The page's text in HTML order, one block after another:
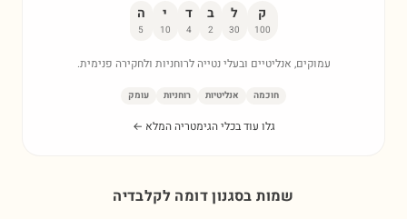
ק
100
ל
30
ב
2
ד
4
י
10
ה
5
עמוקים, אנליטיים ובעלי נטייה לרוחניות ולחקירה פנימית.
חוכמה אנליטיות רוחניות עומק
גלו עוד בכלי הגימטריה המלא ←
שמות בסגנון דומה לקלבדיה